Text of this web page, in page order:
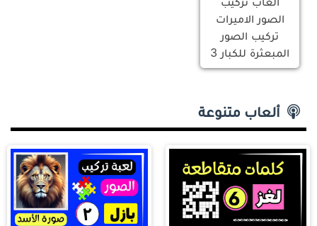
الصور الاميرات
تركيب الصور
المبعثرة للكبار 3
ألعاب متنوعة